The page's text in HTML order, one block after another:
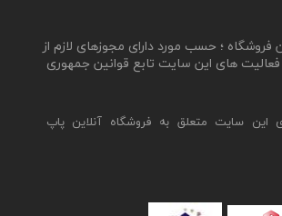
این سایت متعلق به فروشگاه آنلاین پاپ
فروشگاه ؛ حسب مورد دارای مجوزهای لازم از
های این سایت تابع قوانین جمهوری